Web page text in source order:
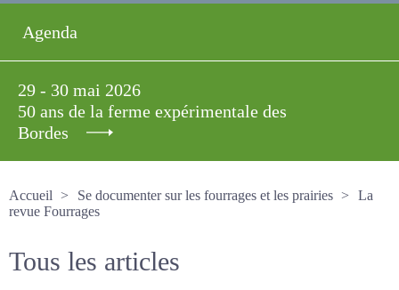
Agenda
29 - 30 mai 2026
50 ans de la ferme expérimentale des
Bordes
Accueil
Se documenter sur les fourrages et les prairies
La revue Fourrages
Tous les articles